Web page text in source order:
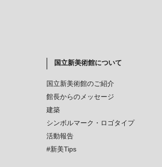
国立新美術館について
国立新美術館のご紹介
館長からのメッセージ
建築
シンボルマーク・ロゴタイプ
活動報告
#新美Tips